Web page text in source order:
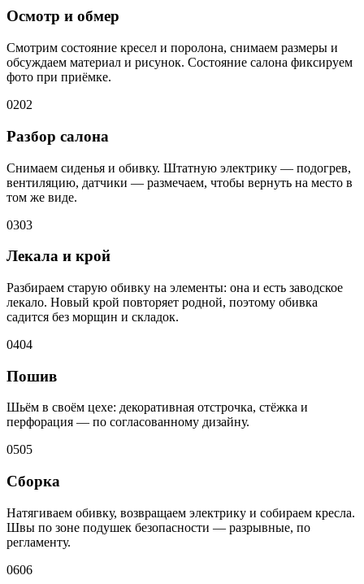
Осмотр и обмер
Смотрим состояние кресел и поролона, снимаем размеры и
обсуждаем материал и рисунок. Состояние салона фиксируем
фото при приёмке.
0202
Разбор салона
Снимаем сиденья и обивку. Штатную электрику — подогрев,
вентиляцию, датчики — размечаем, чтобы вернуть на место в
том же виде.
0303
Лекала и крой
Разбираем старую обивку на элементы: она и есть заводское
лекало. Новый крой повторяет родной, поэтому обивка
садится без морщин и складок.
0404
Пошив
Шьём в своём цехе: декоративная отстрочка, стёжка и
перфорация — по согласованному дизайну.
0505
Сборка
Натягиваем обивку, возвращаем электрику и собираем кресла.
Швы по зоне подушек безопасности — разрывные, по
регламенту.
0606